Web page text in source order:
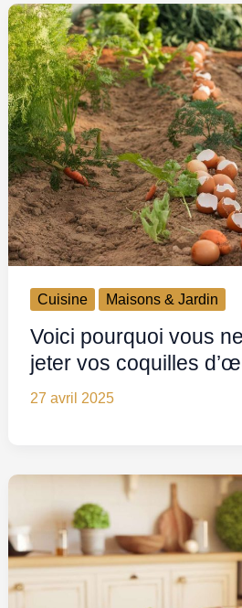
Cuisine Maisons & Jardin
Voici pourquoi vous
jeter vos coquilles
27 avril 2025